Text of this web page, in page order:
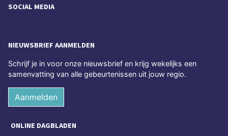
SOCIAL MEDIA
NIEUWSBRIEF AANMELDEN
Schrijf je in voor onze nieuwsbrief en krijg wekelijks een
samenvatting van alle gebeurtenissen uit jouw regio.
Aanmelden
ONLINE DAGBLADEN